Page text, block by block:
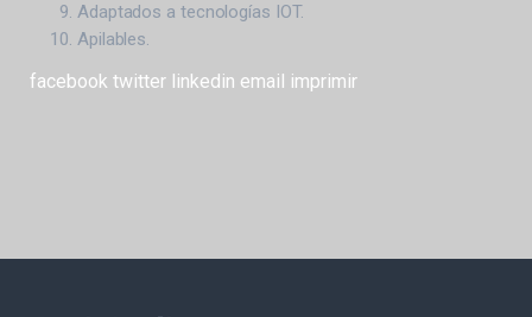
Adaptados a tecnologías IOT.
Apilables.
facebook twitter linkedin email imprimir